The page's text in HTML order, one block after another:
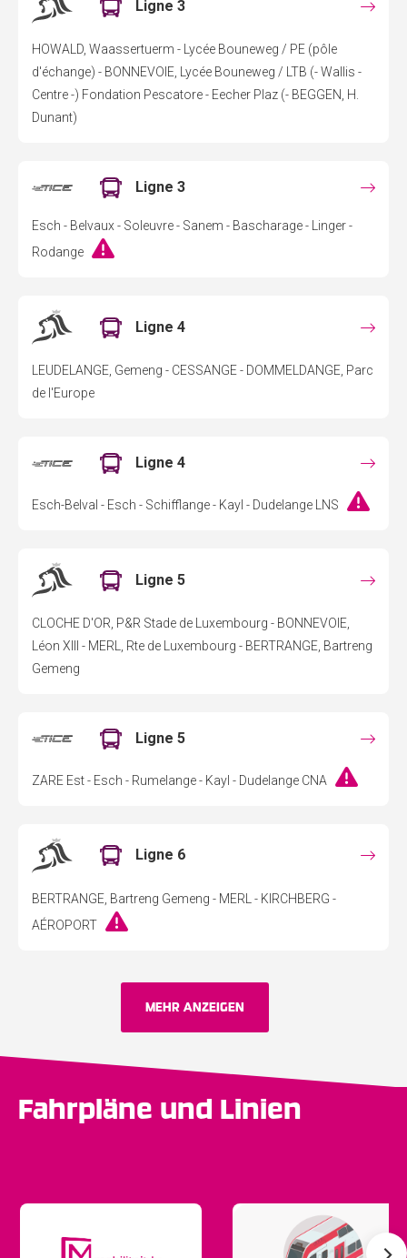
Ligne 3
HOWALD, Waassertuerm - Lycée Bouneweg / PE (pôle
d'échange) - BONNEVOIE, Lycée Bouneweg / LTB (- Wallis -
Centre -) Fondation Pescatore - Eecher Plaz (- BEGGEN, H.
Dunant)
Ligne 3
Esch - Belvaux - Soleuvre - Sanem - Bascharage - Linger -
Rodange
Ligne 4
LEUDELANGE, Gemeng - CESSANGE - DOMMELDANGE, Parc
de l'Europe
Ligne 4
Esch-Belval - Esch - Schifflange - Kayl - Dudelange LNS
Ligne 5
CLOCHE D'OR, P&R Stade de Luxembourg - BONNEVOIE,
Léon XIII - MERL, Rte de Luxembourg - BERTRANGE, Bartreng
Gemeng
Ligne 5
ZARE Est - Esch - Rumelange - Kayl - Dudelange CNA
Ligne 6
BERTRANGE, Bartreng Gemeng - MERL - KIRCHBERG -
AÉROPORT
MEHR ANZEIGEN
Fahrpläne und Linien